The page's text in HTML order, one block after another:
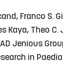
Franco S.
Kaya, Theo C.
Jenious
in